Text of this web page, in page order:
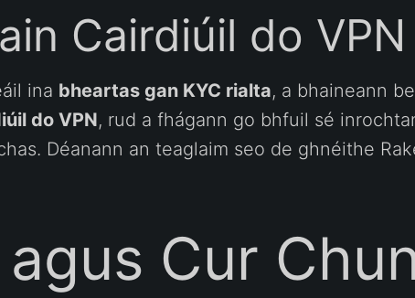
Cairdiúil do VPN
ina bheartas gan KYC rialta, a bhaineann
do VPN, rud a fhágann go bhfuil sé
Déanann an teaglaim seo de ghnéithe
Cur